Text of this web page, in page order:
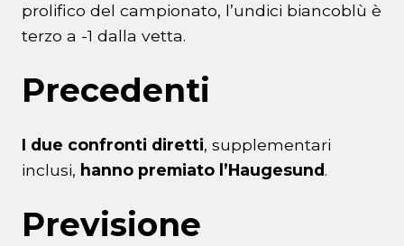
prolifico del campionato, l’undici biancoblù è
terzo a -1 dalla vetta.
Precedenti
I due confronti diretti, supplementari
inclusi, hanno premiato l’Haugesund.
Previsione